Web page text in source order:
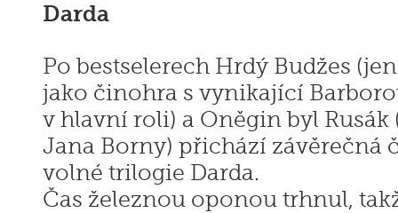
Darda
Po bestselerech Hrdý Budžes
jako činohra s vynikající
v hlavní roli) a Oněgin byl
Jana Borny) přichází závěrečná
volné trilogie Darda.
Čas železnou oponou trhnul,